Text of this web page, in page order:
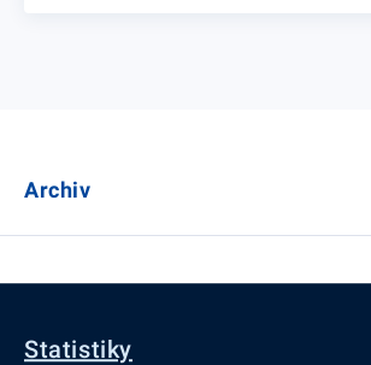
Archiv
Statistiky